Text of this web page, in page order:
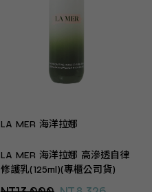
LA MER 海洋拉娜
LA MER 海洋拉娜 高滲透自律
修護乳(125ml)(專櫃公司貨)